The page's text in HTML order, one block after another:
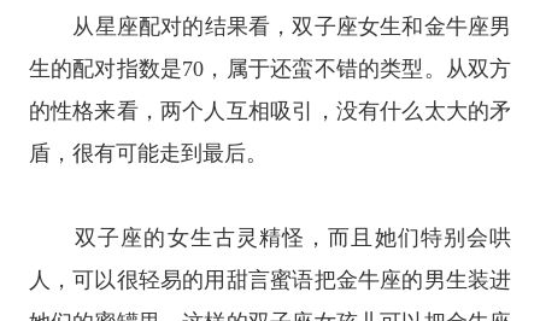
从星座配对的结果看，双子座女生和金牛座男
生的配对指数是70，属于还蛮不错的类型。从双方
的性格来看，两个人互相吸引，没有什么太大的矛
盾，很有可能走到最后。
双子座的女生古灵精怪，而且她们特别会哄
人，可以很轻易的用甜言蜜语把金牛座的男生装进